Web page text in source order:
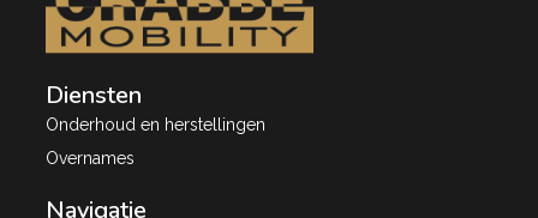
Diensten
Onderhoud en herstellingen
Overnames
Navigatie